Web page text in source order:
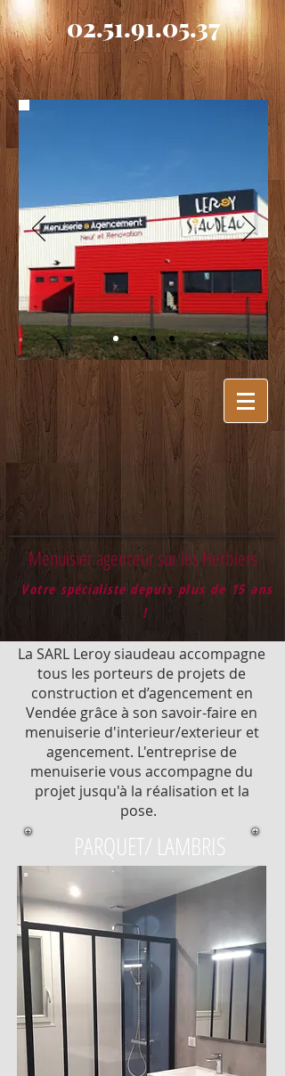
02.51.91.05.37
PARQUET/ LAMBRIS
Menuisier agenceur sur les Herbiers
Votrespécialistedepuis plus de 15 ans
!
La SARL Leroy siaudeau accompagne
tous les porteurs de projets de
construction et d’agencement en
Vendée grâce à son savoir-faire en
menuiserie d'interieur/exterieur et
agencement. L'entreprise de
menuiserie vous accompagne du
projet jusqu'à la réalisation et la
pose.